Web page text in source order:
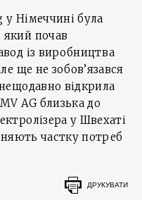
Німеччині була
почав
із виробництва
ще не зобов’язався
відкрила
AG близька до
у Швехаті
частку потреб
ДРУКУВАТИ